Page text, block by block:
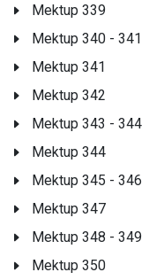
Mektup 339
Mektup 340 - 341
Mektup 341
Mektup 342
Mektup 343 - 344
Mektup 344
Mektup 345 - 346
Mektup 347
Mektup 348 - 349
Mektup 350